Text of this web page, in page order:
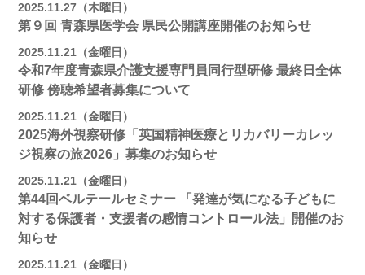
2025.11.27（木曜日）
第９回 青森県医学会 県民公開講座開催のお知らせ
2025.11.21（金曜日）
令和7年度青森県介護支援専門員同行型研修 最終日全体
研修 傍聴希望者募集について
2025.11.21（金曜日）
2025海外視察研修「英国精神医療とリカバリーカレッ
ジ視察の旅2026」募集のお知らせ
2025.11.21（金曜日）
第44回ベルテールセミナー 「発達が気になる子どもに
対する保護者・支援者の感情コントロール法」開催のお
知らせ
2025.11.21（金曜日）